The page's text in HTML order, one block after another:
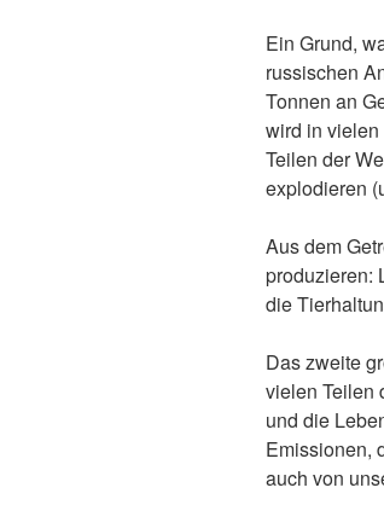
Ein Grund,
russischen
Tonnen an
wird in vielen
Teilen der
explodieren
Aus dem
produzieren:
die
Das zweite
vielen Teilen
und die
Emissionen,
auch von